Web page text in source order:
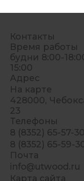
Контакты
Время работы
будни 8:00-
15:00
Адрес
На карте
428000,
23
Телефоны
8 (8352) 65-57-
8 (8352) 65-59-
Почта
info@utwood.ru
Карта сайта